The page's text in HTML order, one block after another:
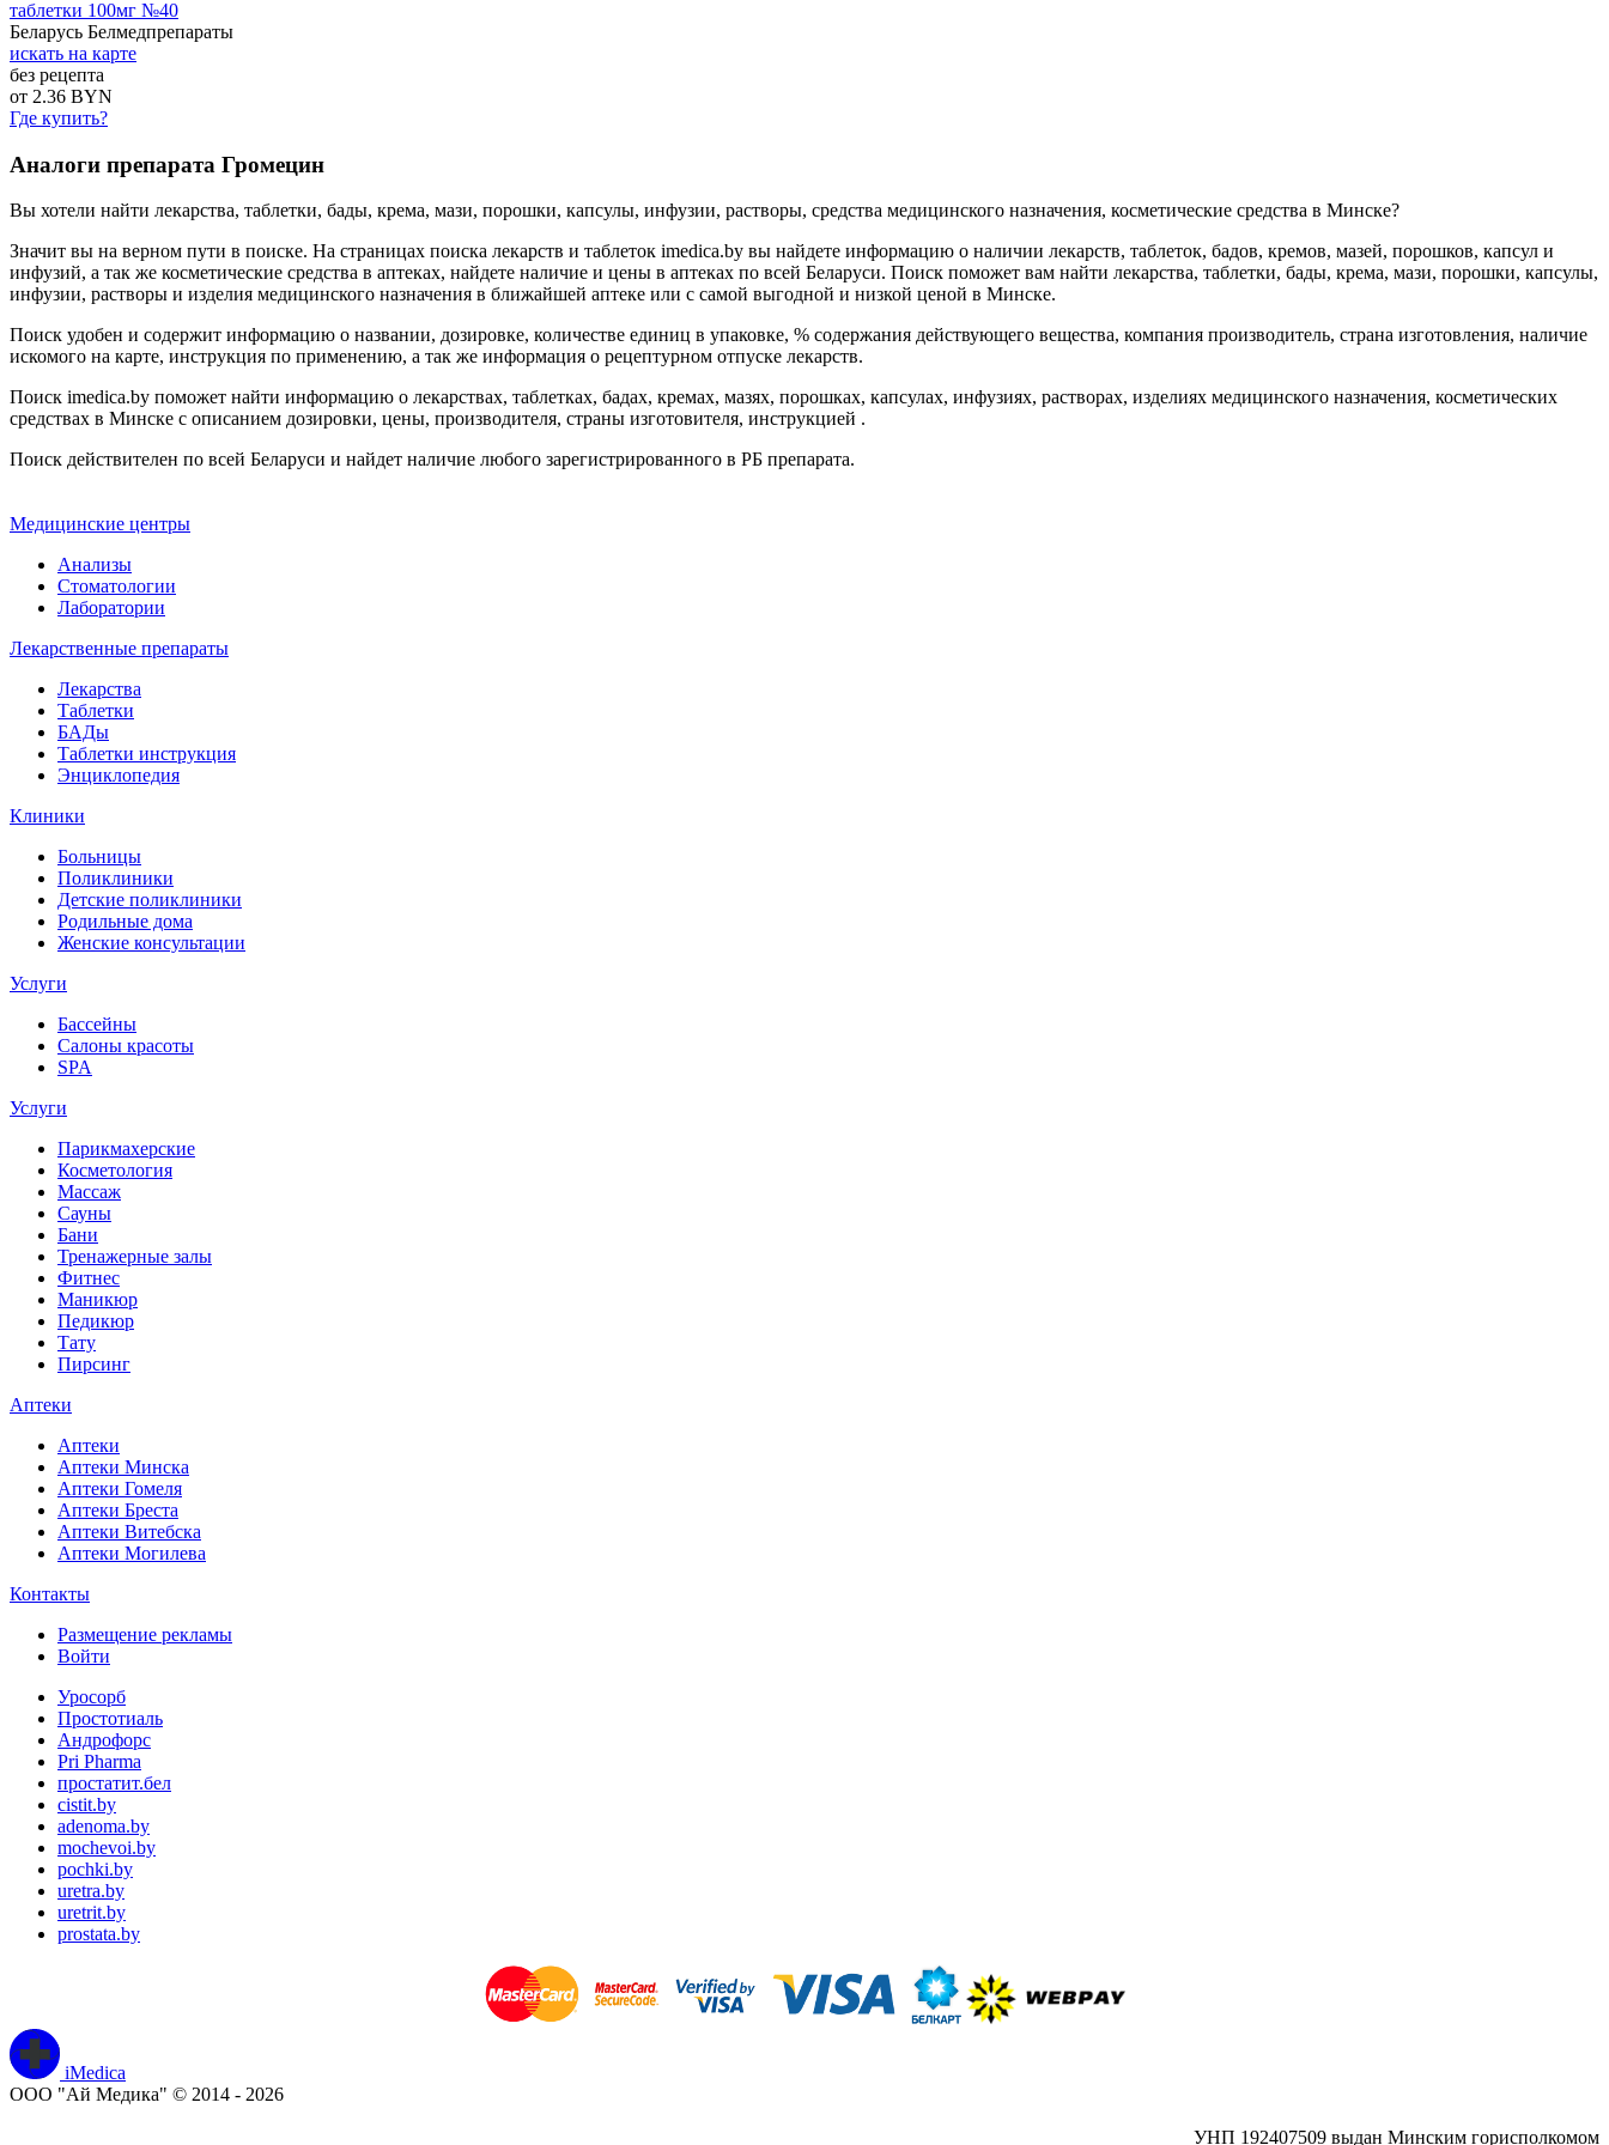
таблетки 100мг №40
Беларусь Белмедпрепараты
искать на карте
без рецепта
от 2.36 BYN
Где купить?
Аналоги препарата Громецин
Вы хотели найти лекарства, таблетки, бады, крема, мази, порошки, капсулы, инфузии, растворы, средства медицинского назначения, косметические средства в Минске?
Значит вы на верном пути в поиске. На страницах поиска лекарств и таблеток imedica.by вы найдете информацию о наличии лекарств, таблеток, бадов, кремов, мазей, порошков, капсул и
инфузий, а так же косметические средства в аптеках, найдете наличие и цены в аптеках по всей Беларуси. Поиск поможет вам найти лекарства, таблетки, бады, крема, мази, порошки, капсулы,
инфузии, растворы и изделия медицинского назначения в ближайшей аптеке или с самой выгодной и низкой ценой в Минске.
Поиск удобен и содержит информацию о названии, дозировке, количестве единиц в упаковке, % содержания действующего вещества, компания производитель, страна изготовления, наличие
искомого на карте, инструкция по применению, а так же информация о рецептурном отпуске лекарств.
Поиск imedica.by поможет найти информацию о лекарствах, таблетках, бадах, кремах, мазях, порошках, капсулах, инфузиях, растворах, изделиях медицинского назначения, косметических
средствах в Минске с описанием дозировки, цены, производителя, страны изготовителя, инструкцией .
Поиск действителен по всей Беларуси и найдет наличие любого зарегистрированного в РБ препарата.
Медицинские центры
Анализы
Стоматологии
Лаборатории
Лекарственные препараты
Лекарства
Таблетки
БАДы
Таблетки инструкция
Энциклопедия
Клиники
Больницы
Поликлиники
Детские поликлиники
Родильные дома
Женские консультации
Услуги
Бассейны
Салоны красоты
SPA
Услуги
Парикмахерские
Косметология
Массаж
Сауны
Бани
Тренажерные залы
Фитнес
Маникюр
Педикюр
Тату
Пирсинг
Аптеки
Аптеки
Аптеки Минска
Аптеки Гомеля
Аптеки Бреста
Аптеки Витебска
Аптеки Могилева
Контакты
Размещение рекламы
Войти
Уросорб
Простотиаль
Андрофорс
Pri Pharma
простатит.бел
cistit.by
adenoma.by
mochevoi.by
pochki.by
uretra.by
uretrit.by
prostata.by
iMedica
ООО "Ай Медика" © 2014 - 2026
УНП 192407509 выдан Минским горисполкомом